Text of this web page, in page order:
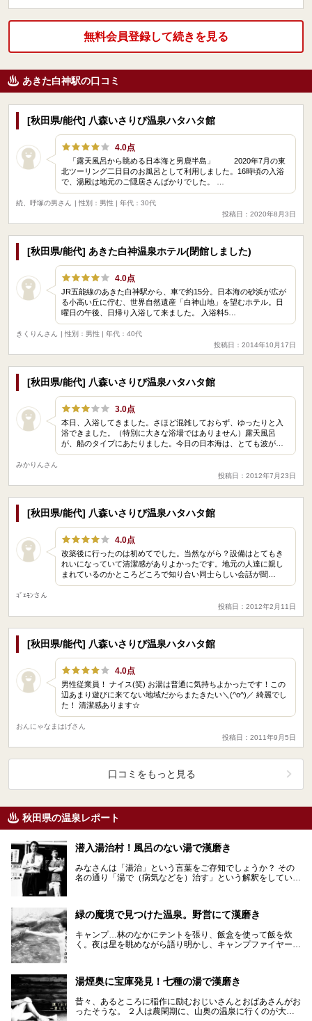
無料会員登録して続きを見る
あきた白神駅の口コミ
[秋田県/能代] 八森いさりび温泉ハタハタ館
4.0点
「露天風呂から眺める日本海と男鹿半島」 2020年7月の東
北ツーリング二日目のお風呂として利用しました。16時頃の入浴
続、呼塚の男さん
| 性別：男性 | 年代：30代
投稿日：2020年8月3日
[秋田県/能代] あきた白神温泉ホテル(閉館しました)
4.0点
JR五能線のあきた白神駅から、車で約15分。日本海の砂浜が広が
る小高い丘に佇む、世界自然遺産「白神山地」を望むホテル。日
曜日の午後、日帰り入浴して来ました。 入浴料5…
きくりんさん
| 性別：男性 | 年代：40代
投稿日：2014年10月17日
[秋田県/能代] 八森いさりび温泉ハタハタ館
3.0点
本日、入浴してきました。さほど混雑しておらず、ゆったりと入
浴できました。（特別に大きな浴場ではありません）露天風呂
が、船のタイプにあたりました。今日の日本海は、とても波が…
みかりんさん
投稿日：2012年7月23日
[秋田県/能代] 八森いさりび温泉ハタハタ館
4.0点
改築後に行ったのは初めてでした。当然ながら？設備はとてもき
れいになっていて清潔感がありよかったです。地元の人達に親し
まれているのかところどころで知り合い同士らしい会話が聞…
ｺﾞｴﾓﾝさん
投稿日：2012年2月11日
[秋田県/能代] 八森いさりび温泉ハタハタ館
4.0点
男性従業員！ ナイス(笑) お湯は普通に気持ちよかったです！この
辺あまり遊びに来てない地域だからまたきたい＼(^o^)／ 綺麗でし
た！ 清潔感あります☆
おんにゃなまはげさん
投稿日：2011年9月5日
口コミをもっと見る
秋田県の温泉レポート
潜入湯治村！風呂のない湯で漢磨き
みなさんは「湯治」という言葉をご存知でしょうか？ その
名の通り「湯で（病気などを）治す」という解釈をしている
緑の魔境で見つけた温泉。野営にて漢磨き
キャンプ…林のなかにテントを張り、飯盒を使って飯を炊
く。夜は星を眺めながら語り明かし、キャンプファイヤー、
湯煙奥に宝庫発見！七種の湯で漢磨き
昔々、あるところに稲作に励むおじいさんとおばあさんがお
ったそうな。 ２人は農閑期に、山奥の温泉に行くのが大の